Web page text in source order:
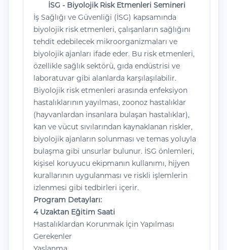
İSG - Biyolojik Risk Etmenleri Semineri
İş Sağlığı ve Güvenliği (İSG) kapsamında
biyolojik risk etmenleri, çalışanların sağlığını
tehdit edebilecek mikroorganizmaları ve
biyolojik ajanları ifade eder. Bu risk etmenleri,
özellikle sağlık sektörü, gıda endüstrisi ve
laboratuvar gibi alanlarda karşılaşılabilir.
Biyolojik risk etmenleri arasında enfeksiyon
hastalıklarının yayılması, zoonoz hastalıklar
(hayvanlardan insanlara bulaşan hastalıklar),
kan ve vücut sıvılarından kaynaklanan riskler,
biyolojik ajanların solunması ve temas yoluyla
bulaşma gibi unsurlar bulunur. İSG önlemleri,
kişisel koruyucu ekipmanın kullanımı, hijyen
kurallarının uygulanması ve riskli işlemlerin
izlenmesi gibi tedbirleri içerir.
Program Detayları:
4 Uzaktan Eğitim Saati
Hastalıklardan Korunmak İçin Yapılması
Gerekenler